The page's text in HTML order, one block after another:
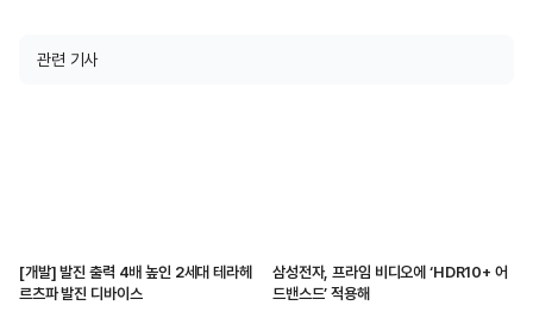
관련 기사
[개발] 발진 출력 4배 높인 2세대 테라헤
르츠파 발진 디바이스
삼성전자, 프라임 비디오에 ‘HDR10+ 어
드밴스드’ 적용해